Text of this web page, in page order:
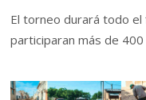
El torneo durará todo el
participaran más de